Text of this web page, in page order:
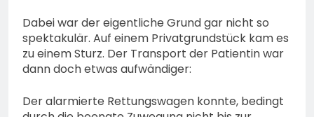
Dabei war der eigentliche Grund gar nicht so
spektakulär. Auf einem Privatgrundstück kam es
zu einem Sturz. Der Transport der Patientin war
dann doch etwas aufwändiger:
Der alarmierte Rettungswagen konnte, bedingt